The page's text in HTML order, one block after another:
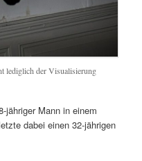
lediglich der Visualisierung
jähriger Mann in einem
dabei einen 32-jährigen